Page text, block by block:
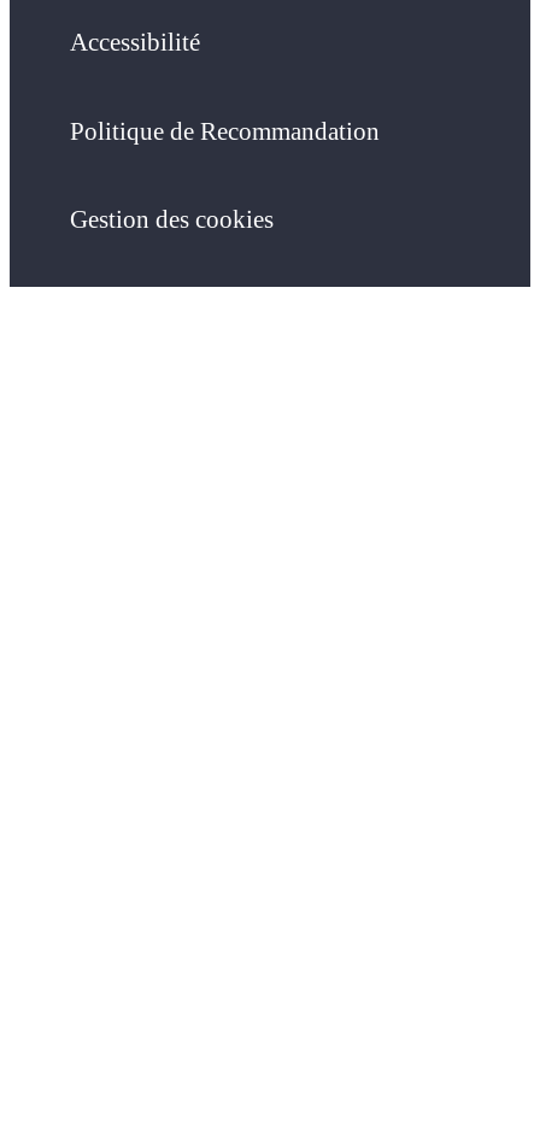
Accessibilité
Politique de Recommandation
Gestion des cookies